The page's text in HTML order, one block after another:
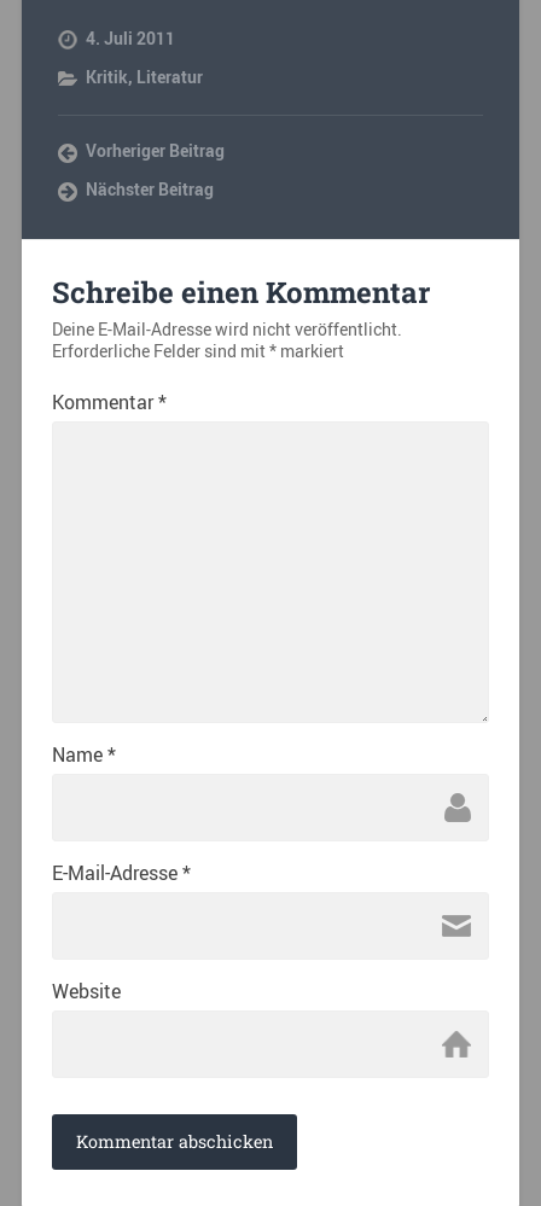
4. Juli 2011
Kritik, Literatur
Vorheriger Beitrag
Nächster Beitrag
Schreibe einen Kommentar
Deine E-Mail-Adresse wird nicht veröffentlicht.
Erforderliche Felder sind mit*markiert
Kommentar*
Name*
E-Mail-Adresse*
Website